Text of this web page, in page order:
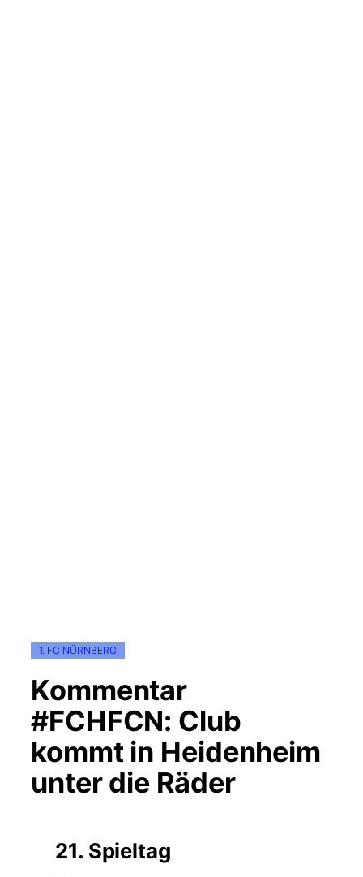
1. FC NÜRNBERG
Kommentar
#FCHFCN: Club
kommt in Heidenheim
unter die Räder
21. Spieltag